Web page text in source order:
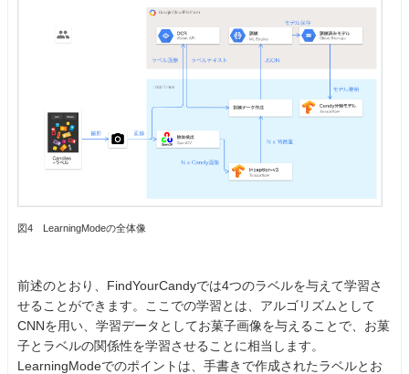
図4 LearningModeの全体像
前述のとおり、FindYourCandyでは4つのラベルを与えて学習さ
せることができます。ここでの学習とは、アルゴリズムとして
CNNを用い、学習データとしてお菓子画像を与えることで、お菓
子とラベルの関係性を学習させることに相当します。
LearningModeでのポイントは、手書きで作成されたラベルとお